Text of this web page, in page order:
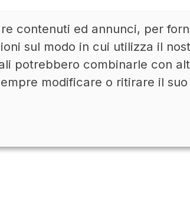
LINKEDIN CONTATTI
contenuti ed annunci, per
sul modo in cui utilizza il
potrebbero combinarle con
modificare o ritirare il